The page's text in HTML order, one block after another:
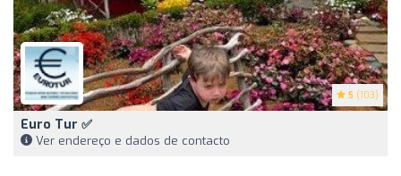
5 (103)
Euro Tur ✅
Ver endereço e dados de contacto